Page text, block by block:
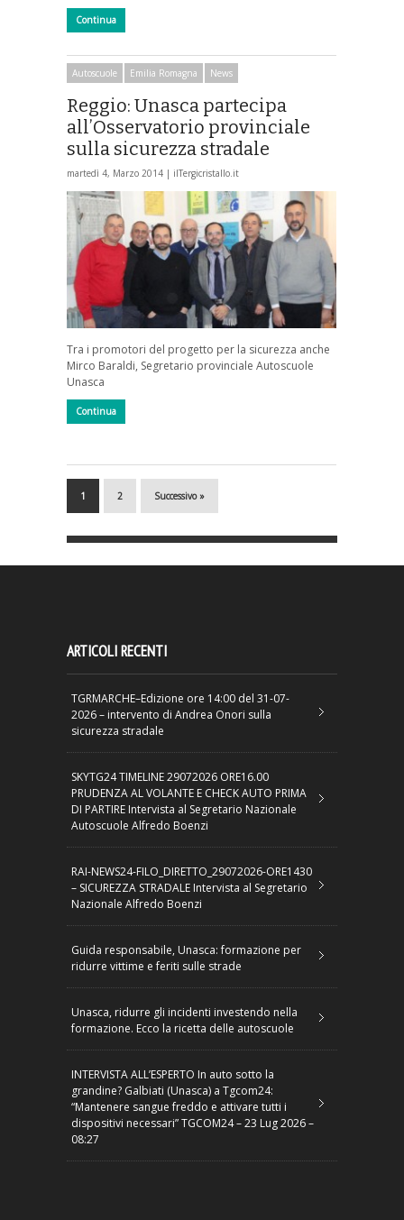
Continua
Autoscuole Emilia Romagna News
Reggio: Unasca partecipa
all’Osservatorio provinciale
sulla sicurezza stradale
martedì 4, Marzo 2014 | ilTergicristallo.it
Tra i promotori del progetto per la sicurezza anche
Mirco Baraldi, Segretario provinciale Autoscuole
Unasca
Continua
1 2 Successivo »
ARTICOLI RECENTI
TGRMARCHE–Edizione ore 14:00 del 31-07-
2026 – intervento di Andrea Onori sulla
sicurezza stradale
SKYTG24 TIMELINE 29072026 ORE16.00
PRUDENZA AL VOLANTE E CHECK AUTO PRIMA
DI PARTIRE Intervista al Segretario Nazionale
Autoscuole Alfredo Boenzi
RAI-NEWS24-FILO_DIRETTO_29072026-ORE1430
– SICUREZZA STRADALE Intervista al Segretario
Nazionale Alfredo Boenzi
Guida responsabile, Unasca: formazione per
ridurre vittime e feriti sulle strade
Unasca, ridurre gli incidenti investendo nella
formazione. Ecco la ricetta delle autoscuole
INTERVISTA ALL’ESPERTO In auto sotto la
grandine? Galbiati (Unasca) a Tgcom24:
“Mantenere sangue freddo e attivare tutti i
dispositivi necessari” TGCOM24 – 23 Lug 2026 –
08:27